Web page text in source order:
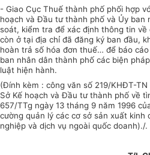
- Giao Cục Thuế thành phố phối hợp
hoạch và Đầu tư thành phố và Ủy ban
soát, kiểm tra để xác định thông tin về
còn ở tại địa chỉ đã đăng ký ban đầu,
hoàn trả số hóa đơn thuế… để báo
ban nhân dân thành phố các biện
luật hiện hành.
(Đính kèm : công văn số 219/KHĐT-TN
Sở Kế hoạch và Đầu tư thành phố về
657/TTg ngày 13 tháng 9 năm 1996
cường quản lý các cơ sở sản xuất kinh
nghiệp và dịch vụ ngoài quốc doanh)./.